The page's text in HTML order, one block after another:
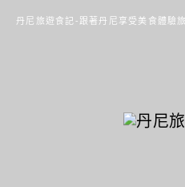
丹尼旅遊食記-跟著丹尼享受美食體驗